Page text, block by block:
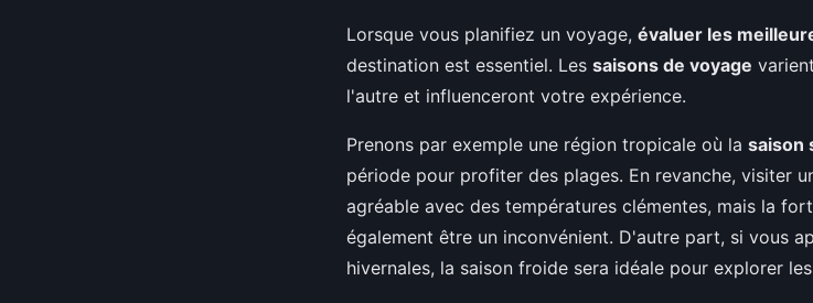
Lorsque vous planifiez un voyage, évaluer les
destination est essentiel. Les saisons de voyage
l'autre et influenceront votre expérience.
Prenons par exemple une région tropicale où la saison
période pour profiter des plages. En revanche, visiter
agréable avec des températures clémentes, mais la
également être un inconvénient. D'autre part, si vous
hivernales, la saison froide sera idéale pour explorer